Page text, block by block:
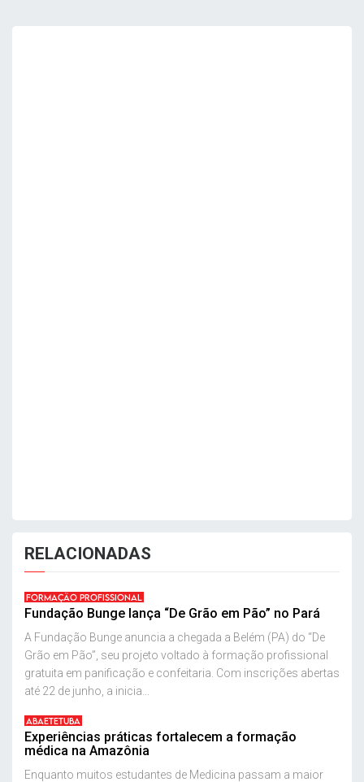
RELACIONADAS
FORMAÇÃO PROFISSIONAL
Fundação Bunge lança “De Grão em Pão” no Pará
A Fundação Bunge anuncia a chegada a Belém (PA) do “De
Grão em Pão”, seu projeto voltado à formação profissional
gratuita em panificação e confeitaria. Com inscrições abertas
até 22 de junho, a inicia...
ABAETETUBA
Experiências práticas fortalecem a formação
médica na Amazônia
Enquanto muitos estudantes de Medicina passam a maior